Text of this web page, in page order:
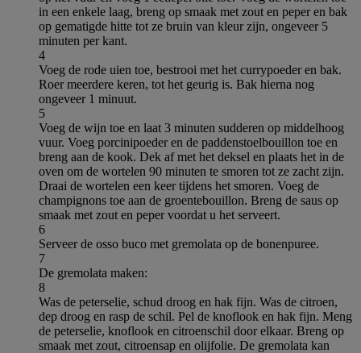
in een enkele laag, breng op smaak met zout en peper en bak
op gematigde hitte tot ze bruin van kleur zijn, ongeveer 5
minuten per kant.
4
Voeg de rode uien toe, bestrooi met het currypoeder en bak.
Roer meerdere keren, tot het geurig is. Bak hierna nog
ongeveer 1 minuut.
5
Voeg de wijn toe en laat 3 minuten sudderen op middelhoog
vuur. Voeg porcinipoeder en de paddenstoelbouillon toe en
breng aan de kook. Dek af met het deksel en plaats het in de
oven om de wortelen 90 minuten te smoren tot ze zacht zijn.
Draai de wortelen een keer tijdens het smoren. Voeg de
champignons toe aan de groentebouillon. Breng de saus op
smaak met zout en peper voordat u het serveert.
6
Serveer de osso buco met gremolata op de bonenpuree.
7
De gremolata maken:
8
Was de peterselie, schud droog en hak fijn. Was de citroen,
dep droog en rasp de schil. Pel de knoflook en hak fijn. Meng
de peterselie, knoflook en citroenschil door elkaar. Breng op
smaak met zout, citroensap en olijfolie. De gremolata kan